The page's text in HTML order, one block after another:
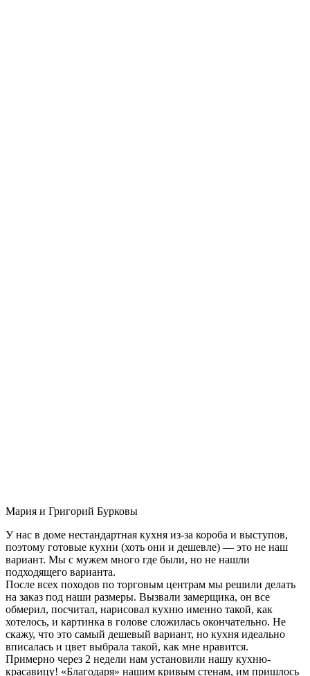
Мария и Григорий Бурковы
У нас в доме нестандартная кухня из-за короба и выступов,
поэтому готовые кухни (хоть они и дешевле) — это не наш
вариант. Мы с мужем много где были, но не нашли
подходящего варианта.
После всех походов по торговым центрам мы решили делать
на заказ под наши размеры. Вызвали замерщика, он все
обмерил, посчитал, нарисовал кухню именно такой, как
хотелось, и картинка в голове сложилась окончательно. Не
скажу, что это самый дешевый вариант, но кухня идеально
вписалась и цвет выбрала такой, как мне нравится.
Примерно через 2 недели нам установили нашу кухню-
красавицу! «Благодаря» нашим кривым стенам, им пришлось